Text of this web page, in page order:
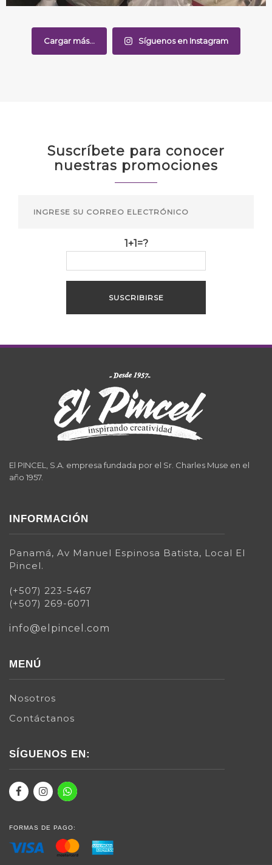
Cargar más... Síguenos en Instagram
Suscríbete para conocer
nuestras promociones
1+1=?
El PINCEL, S.A. empresa fundada por el Sr. Charles Muse en el
año 1957.
INFORMACIÓN
Panamá, Av Manuel Espinosa Batista, Local El
Pincel.
(+507) 223-5467
(+507) 269-6071
info@elpincel.com
MENÚ
Nosotros
Contáctanos
SÍGUENOS EN:
FORMAS DE PAGO: